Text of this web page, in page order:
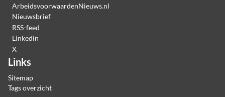
ArbeidsvoorwaardenNieuws.nl
Nieuwsbrief
RSS-feed
Linkedin
X
Links
Sitemap
Tags overzicht